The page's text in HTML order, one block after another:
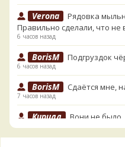
Verona
Рядовка
Правильно сделали, что не
6 часов назад
BorisM Подгруздок
6 часов назад
BorisM Сдаётся мне,
7 часов назад
Кирилл
Вони не было,
начали желтеть. Выкинул.
8 часов назад